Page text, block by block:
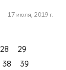
17 июля, 2019 г.
28
29
38
39